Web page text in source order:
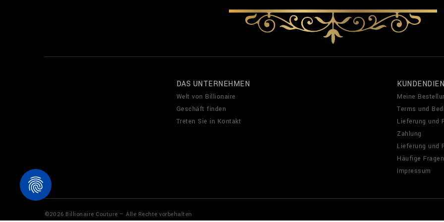
DAS UNTERNEHMEN
Welt von Billionaire
Geschäft finden
Treten Sie in Kontakt
Meine
Terms und
Lieferung und
Zahlung
Lieferung und
Häufige Fragen
Impressum
©2026 Billionaire Couture — Alle Rechte vorbehalten